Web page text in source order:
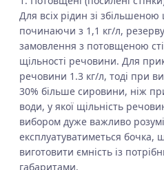
Для всіх рідин зі
починаючи з 1,1 кг/л,
замовлення з потовщеною
щільності речовини. Для
речовини 1.3 кг/л, тоді при
30% більше сировини, ніж
води, у якої щільність
вибором дуже важливо
експлуатуватиметься бочка,
виготовити ємність із
габаритами.